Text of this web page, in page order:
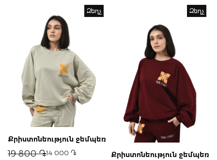
Զեղչ
Քրիստոնեություն ջեմպեռ
19 800 ֏14 000 ֏
Զեղչ
Քրիստոնեություն ջեմպեռ